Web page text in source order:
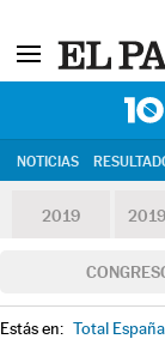
NOTICIAS
2019
Estás en: Total España